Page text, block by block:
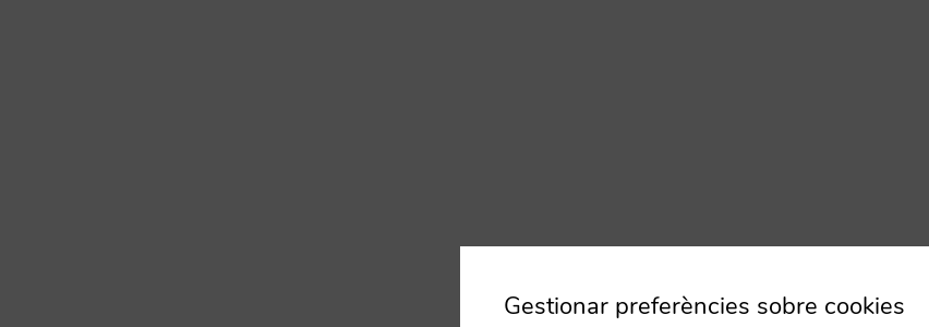
Gestionar preferències sobre cookies